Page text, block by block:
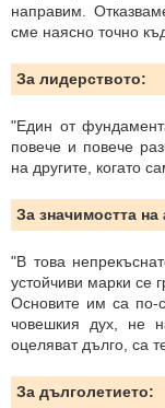
направим.
сме наясно точно
За лидерството:
"Един от
повече и повече
на другите, когато
За значимостта на
"В това
устойчиви марки се
Основите им са по-
човешкия дух, не
оцеляват дълго, са
За дълголетието: